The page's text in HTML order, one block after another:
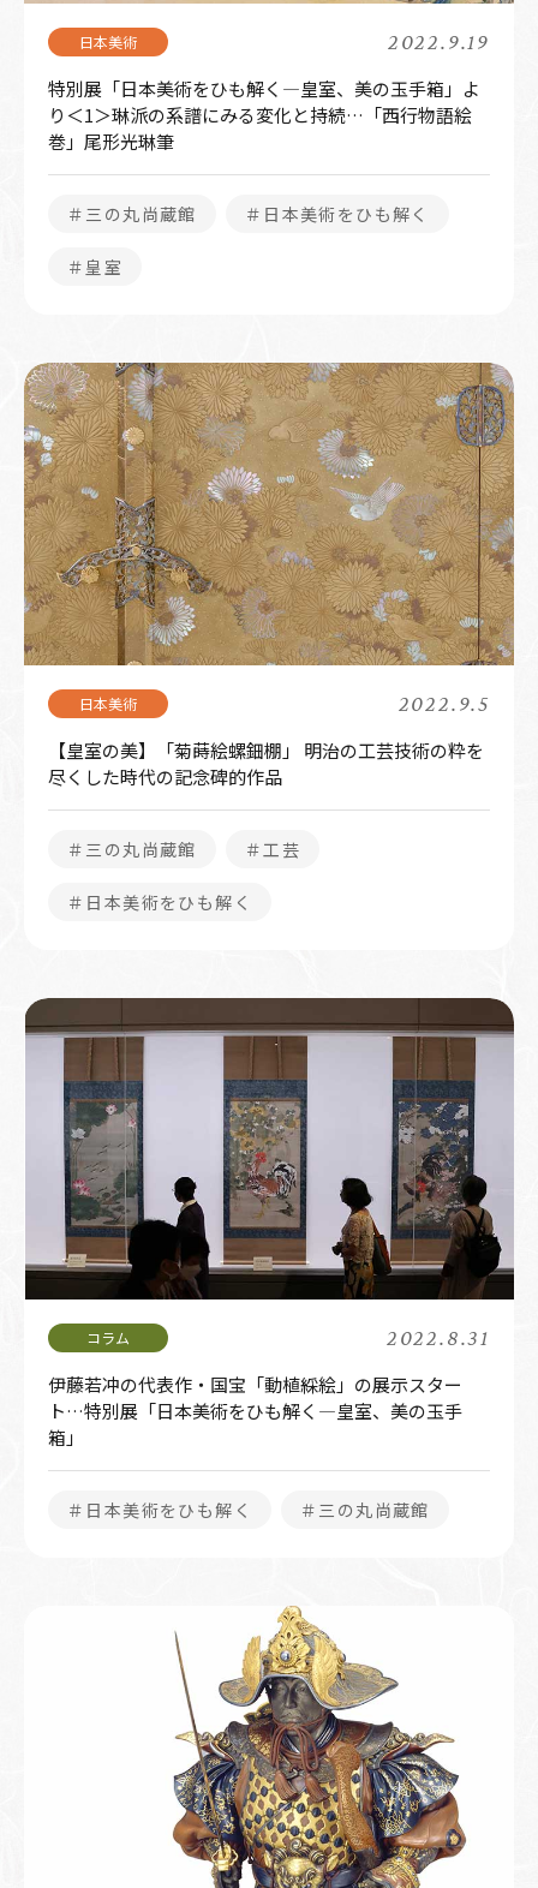
2022.9.19
特別展「日本美術をひも解く―皇室、美の玉手箱」よ
り＜1＞琳派の系譜にみる変化と持続…「西行物語絵
巻」尾形光琳筆
＃三の丸尚蔵館 ＃日本美術をひも解く
＃皇室
2022.9.5
【皇室の美】「菊蒔絵螺鈿棚」 明治の工芸技術の粋を
尽くした時代の記念碑的作品
＃三の丸尚蔵館 ＃工芸
＃日本美術をひも解く
2022.8.31
伊藤若冲の代表作・国宝「動植綵絵」の展示スター
ト…特別展「日本美術をひも解く―皇室、美の玉手
箱」
＃日本美術をひも解く ＃三の丸尚蔵館